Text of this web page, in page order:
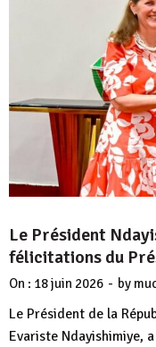
Le Président
félicitations du
On : 18 juin 2026 - by
Le Président de la
Evariste Ndayishimiye,